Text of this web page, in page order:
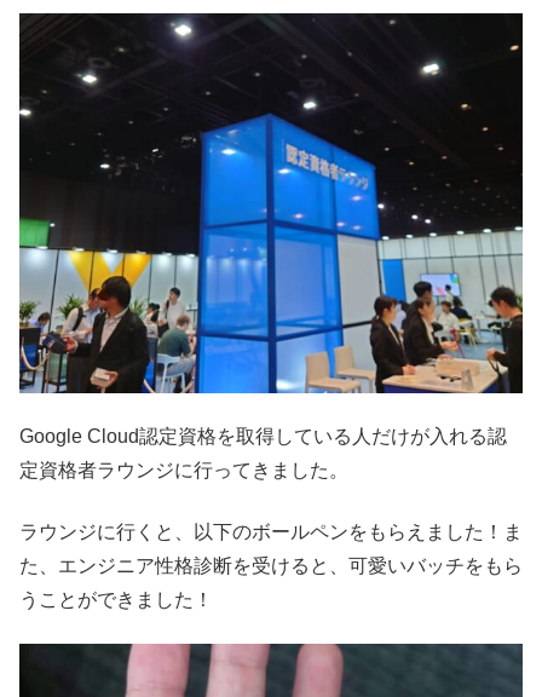
Google Cloud認定資格を取得している人だけが入れる認
定資格者ラウンジに行ってきました。
ラウンジに行くと、以下のボールペンをもらえました！ま
た、エンジニア性格診断を受けると、可愛いバッチをもら
うことができました！